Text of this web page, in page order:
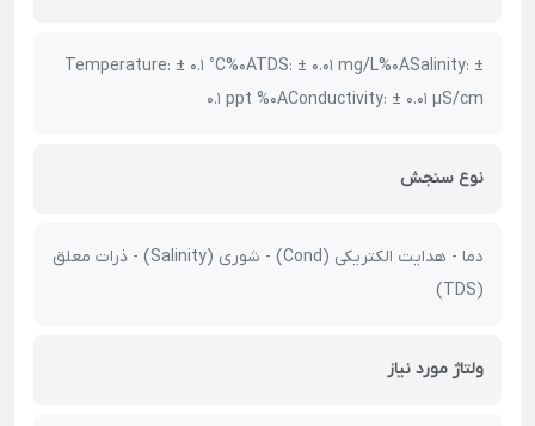
Temperature: ± 0.1 °C%0ATDS: ± 0.01 mg/L%0ASalinity: ±
0.1 ppt %0AConductivity: ± 0.01 µS/cm
نوع سنجش
دما - هدایت الکتریکی (Cond) - شوری (Salinity) - ذرات معلق
(TDS)
ولتاژ مورد نیاز